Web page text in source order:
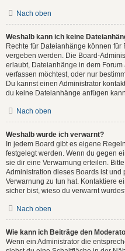
Nach oben
Weshalb kann ich keine
Rechte für Dateianhänge können
vergeben werden. Die Board-
erlaubt, Dateianhänge in dem
verfassen möchtest, oder nur
Du kannst einen Administrator
du keine Dateianhänge anfügen
Nach oben
Weshalb wurde ich verwarnt?
In jedem Board gibt es eigene
festgelegt werden. Wenn du gegen
sie dir eine Verwarnung erteilen.
Administration dieses Boards ist und
Verwarnung zu tun hat. Kontaktiere
sicher bist, wieso du verwarnt
Nach oben
Wie kann ich Beiträge den
Wenn ein Administrator die